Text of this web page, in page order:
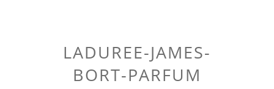
LADUREE-JAMES-
BORT-PARFUM